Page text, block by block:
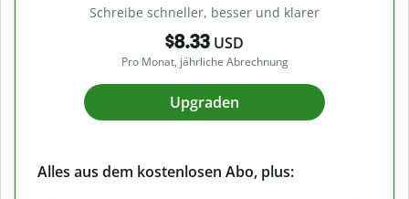
Schreibe schneller, besser und klarer
$8.33 USD
Pro Monat, jährliche Abrechnung
Upgraden
Alles aus dem kostenlosen Abo, plus: